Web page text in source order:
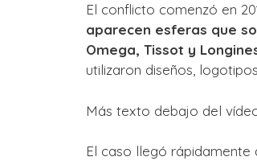
El conflicto comenzó en
aparecen esferas que
Omega, Tissot y
utilizaron diseños,
Más texto debajo del
El caso llegó rápidamente